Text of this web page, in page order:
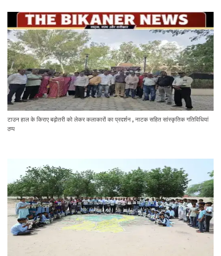
टाउन हाल के किराए बढ़ोतरी को लेकर कलाकारों का प्रदर्शन , नाटक सहित सांस्कृतिक गतिविधियां
ठप्प